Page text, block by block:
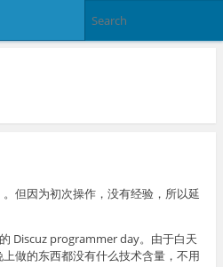
但因为初次操作，没有经验，所以延
Discuz programmer day。由于白天
做的东西都没有什么技术含量，不用